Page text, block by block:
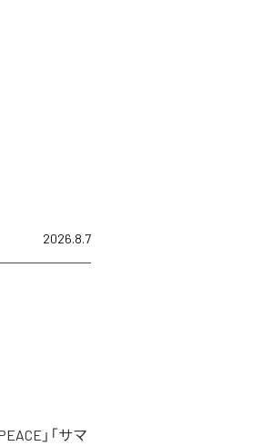
2026.8.7
」「サマ